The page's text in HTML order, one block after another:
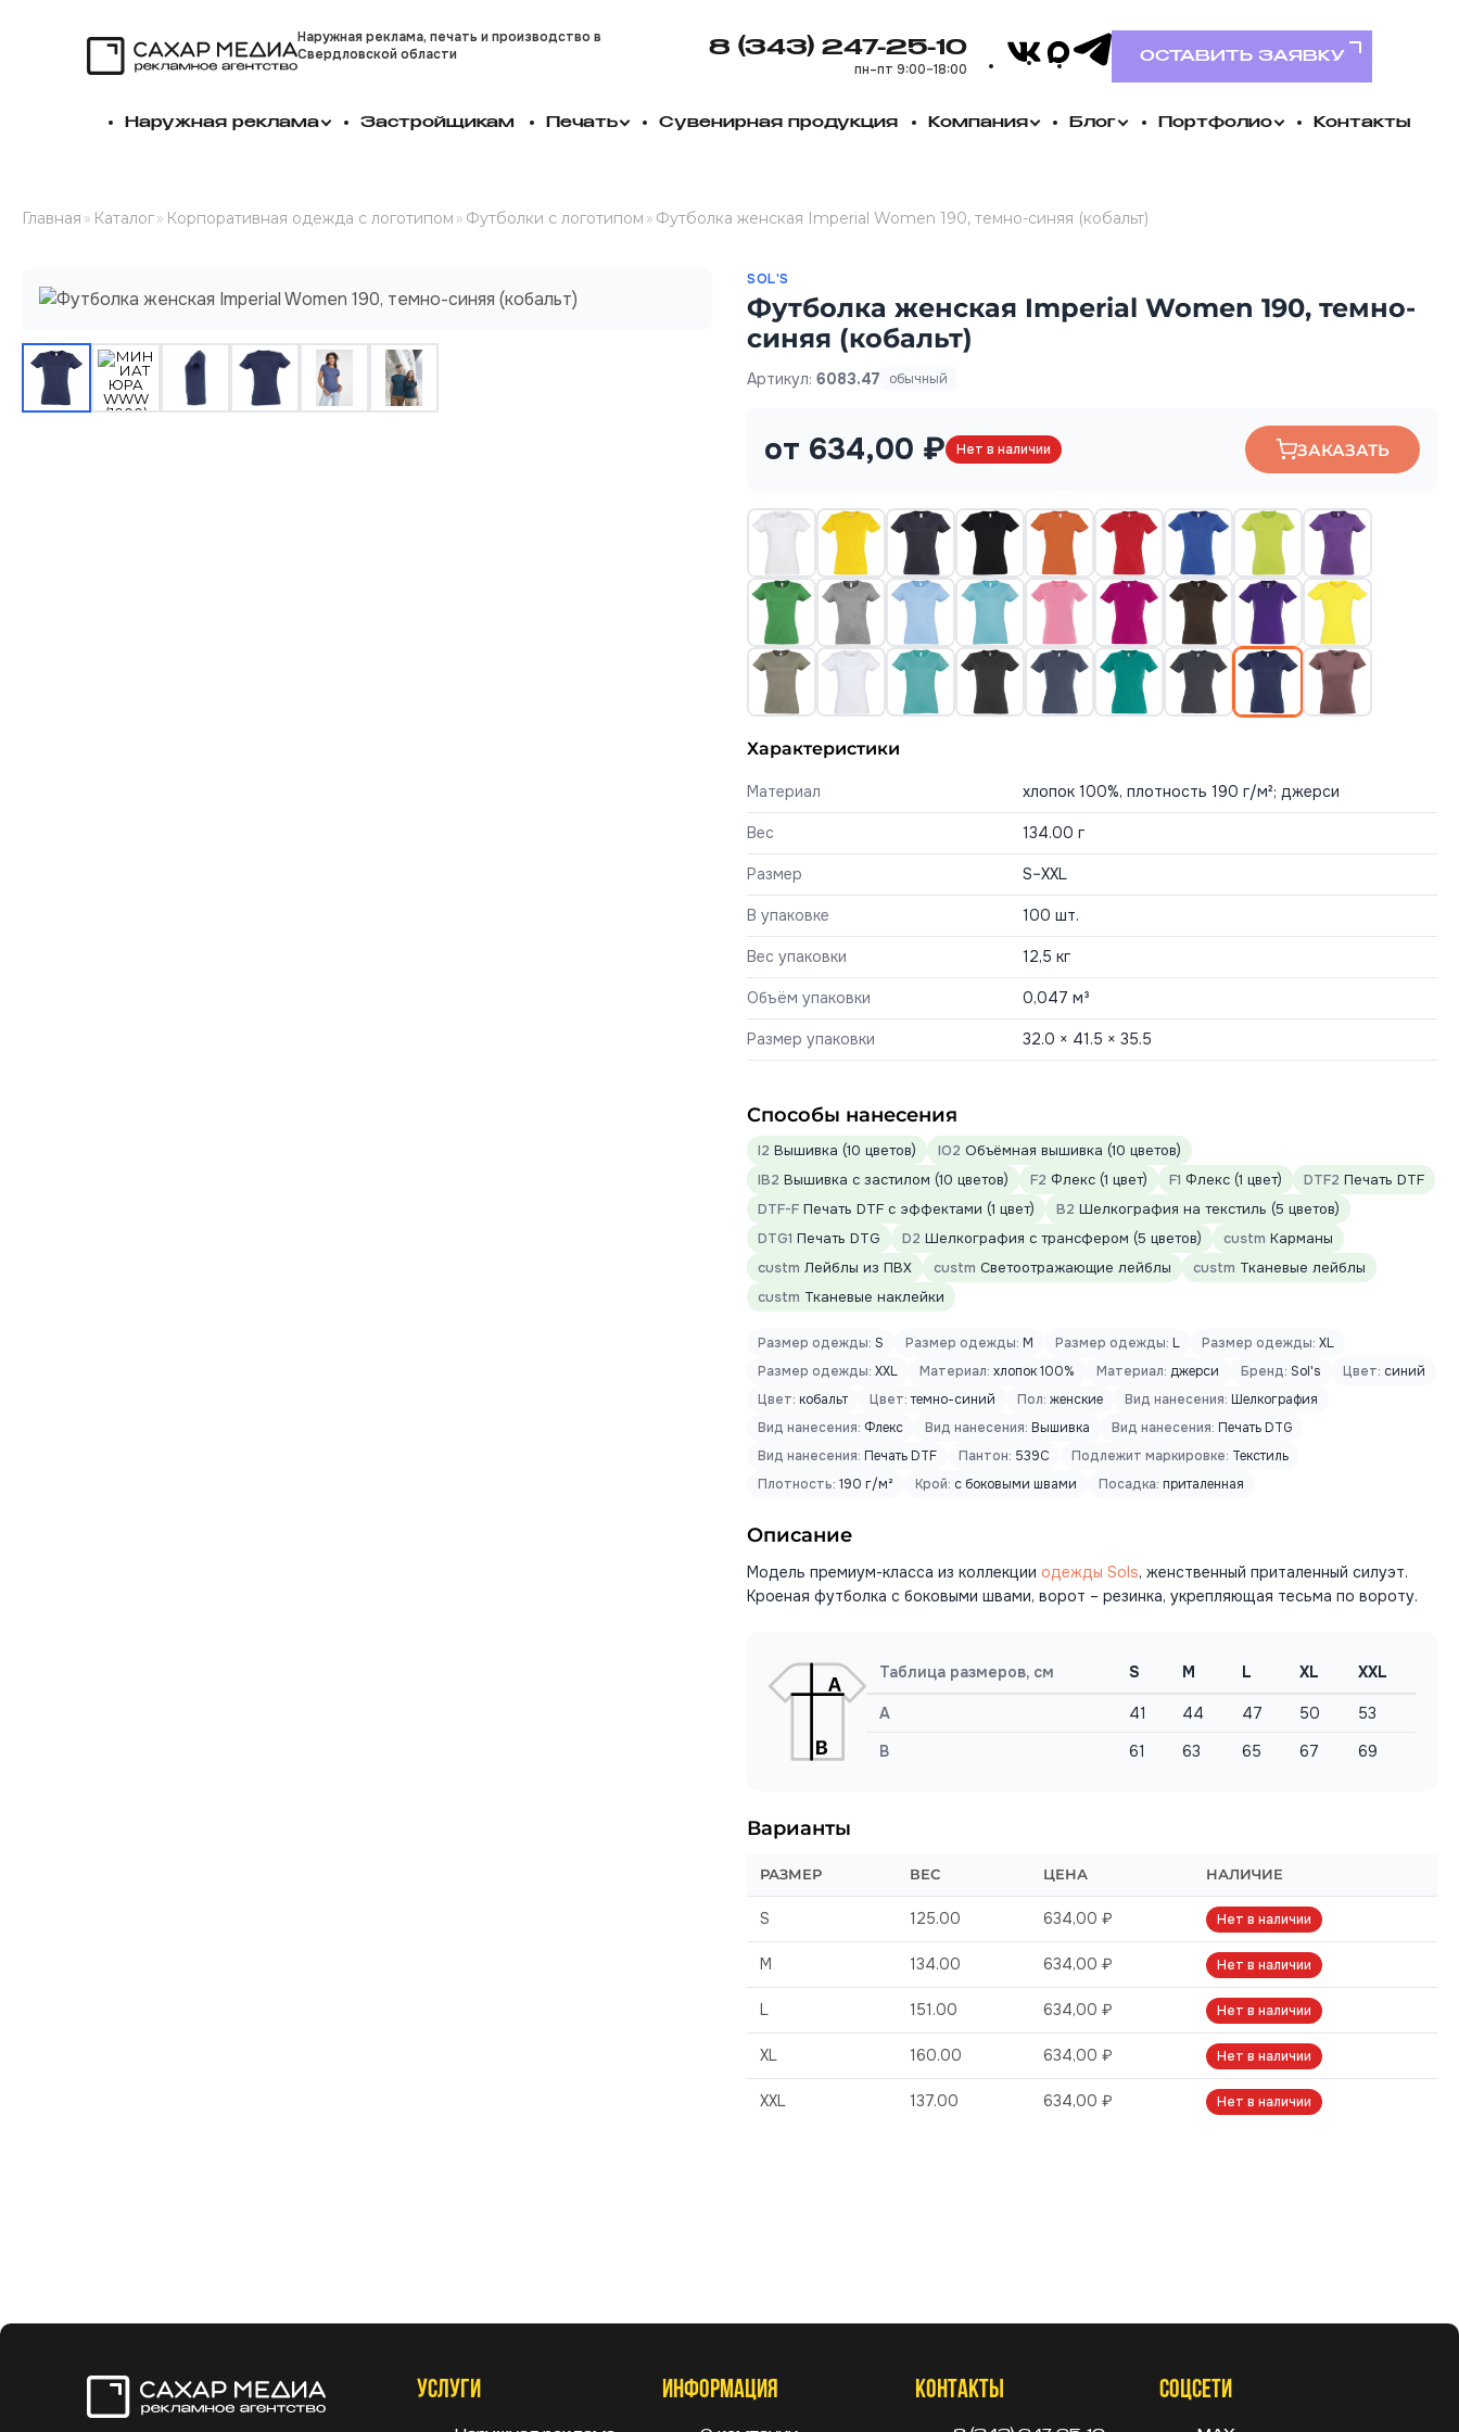
Наружная реклама, печать и производство в
Свердловской области
8 (343) 247-25-10
пн–пт 9:00–18:00
VK Telegram
MAX
ОСТАВИТЬ ЗАЯВКУ
Наружная реклама Застройщикам Печать Сувенирная продукция Компания Блог Портфолио Контакты
Главная » Каталог» Корпоративная одежда с логотипом » Футболки с логотипом » Футболка женская Imperial Women 190, темно-синяя (кобальт)
SOL'S
Футболка женская Imperial Women 190, темно-
синяя (кобальт)
Артикул: 6083.47 обычный
от 634,00 ₽ Нет в наличии ЗАКАЗАТЬ
Характеристики
Материал хлопок 100%, плотность 190 г/м²; джерси
Вес 134.00 г
Размер S–XXL
В упаковке 100 шт.
Вес упаковки 12,5 кг
Объём упаковки 0,047 м³
Размер упаковки 32.0 × 41.5 × 35.5
Способы нанесения
I2 Вышивка (10 цветов) IO2 Объёмная вышивка (10 цветов)
IB2 Вышивка с застилом (10 цветов) F2 Флекс (1 цвет) F1 Флекс (1 цвет) DTF2 Печать DTF
DTF-F Печать DTF с эффектами (1 цвет) B2 Шелкография на текстиль (5 цветов)
DTG1 Печать DTG D2 Шелкография с трансфером (5 цветов) custm Карманы
custm Лейблы из ПВХ custm Светоотражающие лейблы custm Тканевые лейблы
custm Тканевые наклейки
Размер одежды: S Размер одежды: M Размер одежды: L Размер одежды: XL
Размер одежды: XXL Материал: хлопок 100% Материал: джерси Бренд: Sol's Цвет: синий
Цвет: кобальт Цвет:темно-синий Пол: женские Вид нанесения: Шелкография
Вид нанесения: Флекс Вид нанесения: Вышивка Вид нанесения: Печать DTG
Вид нанесения: Печать DTF Пантон: 539C Подлежит маркировке: Текстиль
Плотность: 190 г/м² Крой: с боковыми швами Посадка: приталенная
Описание
Модель премиум-класса из коллекции одежды Sols, женственный приталенный силуэт.
Кроеная футболка с боковыми швами, ворот – резинка, укрепляющая тесьма по вороту.
Таблица размеров, см S M L XL XXL
A 41 44 47 50
53
B
61 63 65 67 69
Варианты
РАЗМЕР ВЕС ЦЕНА НАЛИЧИЕ
S 125.00 634,00 ₽ Нет в наличии
M 134.00 634,00 ₽ Нет в наличии
L 151.00 634,00 ₽ Нет в наличии
XL 160.00 634,00 ₽ Нет в наличии
XXL 137.00 634,00 ₽ Нет в наличии
УСЛУГИ ИНФОРМАЦИЯ КОНТАКТЫ СОЦСЕТИ